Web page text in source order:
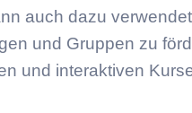
auch dazu
und Gruppen zu
und interaktiven